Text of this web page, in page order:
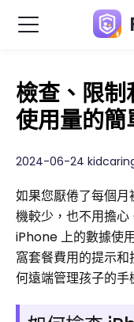
檢查、限
使用量的簡
2024-06-24
如果您厭倦了每個
機較少，也不用擔
iPhone 上的數據使
窩套餐費用的提示
何遠端管理孩子的手